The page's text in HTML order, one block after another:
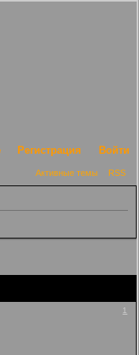
Регистрация Войти
Активные темы RSS
1